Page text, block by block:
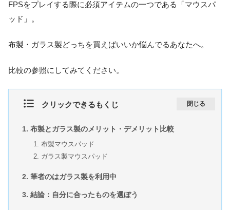
FPSをプレイする際に必須アイテムの一つである「マウスパ
ッド」。
布製・ガラス製どっちを買えばいいか悩んでるあなたへ。
比較の参照にしてみてください。
クリックできるもくじ 閉じる
布製とガラス製のメリット・デメリット比較
布製マウスパッド
ガラス製マウスパッド
筆者のはガラス製を利用中
結論：自分に合ったものを選ぼう